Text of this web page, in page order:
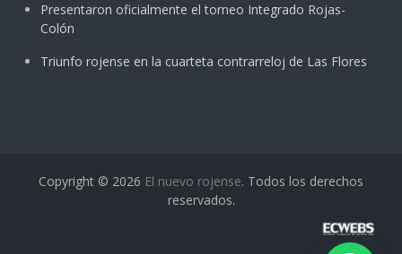
Presentaron oficialmente el torneo Integrado Rojas-
Colón
Triunfo rojense en la cuarteta contrarreloj de Las Flores
Copyright © 2026 El nuevo rojense. Todos los derechos
reservados.